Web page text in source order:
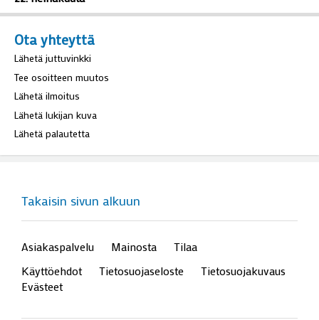
Ota yhteyttä
Lähetä juttuvinkki
Tee osoitteen muutos
Lähetä ilmoitus
Lähetä lukijan kuva
Lähetä palautetta
Takaisin sivun alkuun
Asiakaspalvelu Mainosta
Tilaa
Käyttöehdot
Tietosuojaseloste
Tietosuojakuvaus
Evästeet